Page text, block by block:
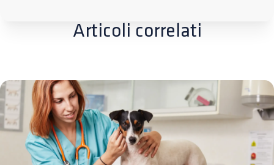
Articoli correlati